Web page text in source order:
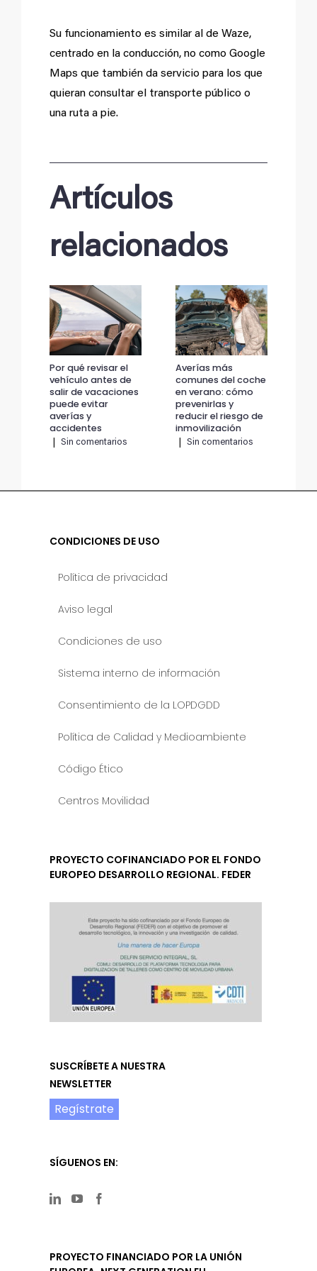
Su funcionamiento es similar al de Waze,
centrado en la conducción, no como Google
Maps que también da servicio para los que
quieran consultar el transporte público o
una ruta a pie.
Artículos
relacionados
Por qué revisar el
vehículo antes de
salir de vacaciones
puede evitar
averías y
accidentes
Sin comentarios
Averías más
comunes del coche
en verano: cómo
prevenirlas y
reducir el riesgo de
inmovilización
Sin comentarios
CONDICIONES DE USO
Política de privacidad
Aviso legal
Condiciones de uso
Sistema interno de información
Consentimiento de la LOPDGDD
Política de Calidad y Medioambiente
Código Ético
Centros Movilidad
PROYECTO COFINANCIADO POR EL FONDO
EUROPEO DESARROLLO REGIONAL. FEDER
SUSCRÍBETE A NUESTRA
NEWSLETTER
Regístrate
SÍGUENOS EN:
PROYECTO FINANCIADO POR LA UNIÓN